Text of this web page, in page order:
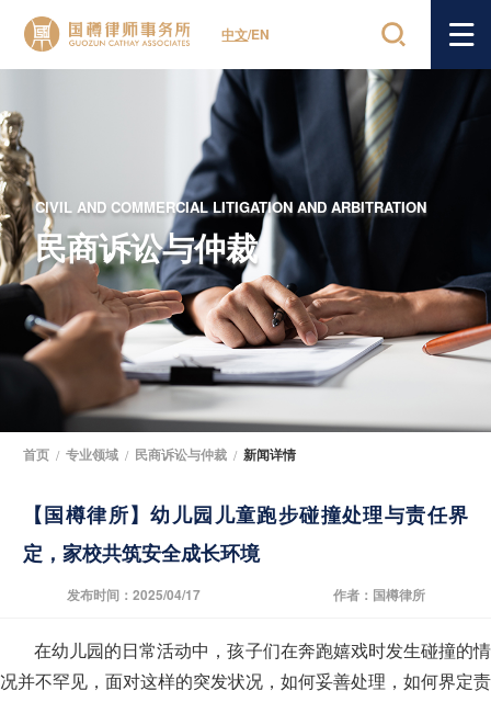
中文/EN
CIVIL AND COMMERCIAL LITIGATION AND ARBITRATION
民商诉讼与仲裁
首页 / 专业领域 / 民商诉讼与仲裁 / 新闻详情
【国樽律所】幼儿园儿童跑步碰撞处理与责任界
定，家校共筑安全成长环境
发布时间：2025/04/17 作者：国樽律所
在幼儿园的日常活动中，孩子们在奔跑嬉戏时发生碰撞的情
况并不罕见，面对这样的突发状况，如何妥善处理，如何界定责